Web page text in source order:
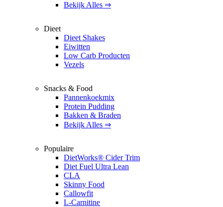
Bekijk Alles ⇒
Dieet
Dieet Shakes
Eiwitten
Low Carb Producten
Vezels
Snacks & Food
Pannenkoekmix
Protein Pudding
Bakken & Braden
Bekijk Alles ⇒
Populaire
DietWorks® Cider Trim
Diet Fuel Ultra Lean
CLA
Skinny Food
Callowfit
L-Carnitine